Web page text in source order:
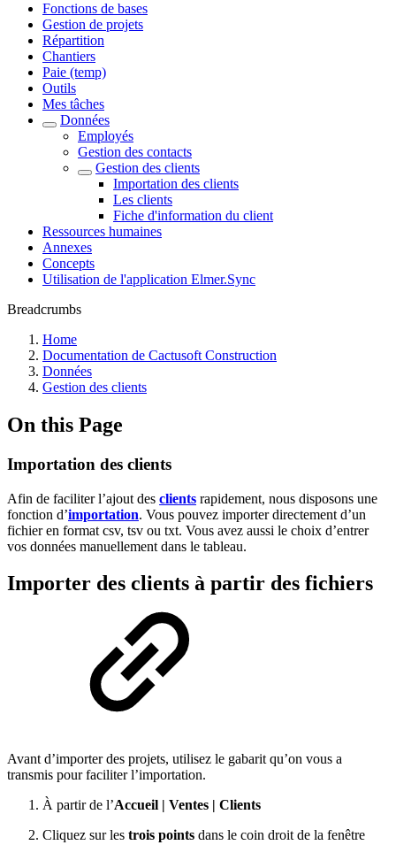
Fonctions de bases
Gestion de projets
Répartition
Chantiers
Paie (temp)
Outils
Mes tâches
Données
Employés
Gestion des contacts
Gestion des clients
Importation des clients
Les clients
Fiche d'information du client
Ressources humaines
Annexes
Concepts
Utilisation de l'application Elmer.Sync
Breadcrumbs
Home
Documentation de Cactusoft Construction
Données
Gestion des clients
On this Page
Importation des clients
Afin de faciliter l’ajout des clients rapidement, nous disposons une
fonction d’importation. Vous pouvez importer directement d’un
fichier en format csv, tsv ou txt. Vous avez aussi le choix d’entrer
vos données manuellement dans le tableau.
Importer des clients à partir des fichiers
Avant d’importer des projets, utilisez le gabarit qu’on vous a
transmis pour faciliter l’importation.
À partir de l’Accueil | Ventes | Clients
Cliquez sur les trois points dans le coin droit de la fenêtre